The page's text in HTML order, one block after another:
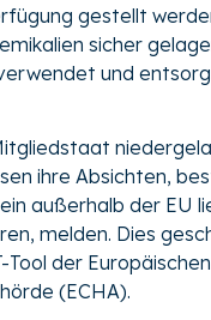
gestellt
sicher
und
ihre Absichten,
außerhalb der EU
melden. Dies
Tool der Europäischen
(ECHA).